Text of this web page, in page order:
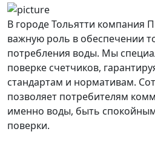
В городе Тольятти компания
важную роль в обеспечении
потребления воды. Мы
поверке счетчиков,
стандартам и нормативам.
позволяет потребителям
именно воды, быть
поверки.